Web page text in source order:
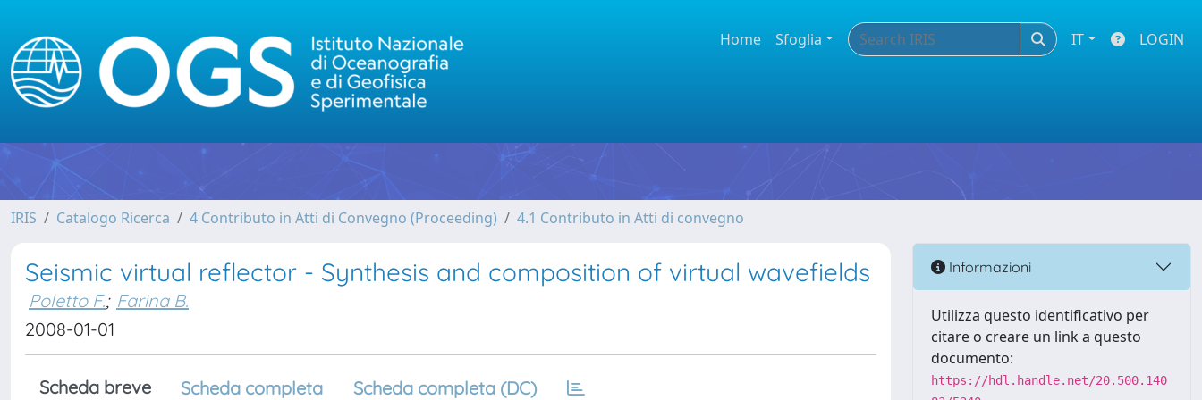
Home Sfoglia IT LOGIN
IRIS Catalogo Ricerca 4 Contributo in Atti di Convegno (Proceeding) 4.1 Contributo in Atti di convegno
Seismic virtual reflector - Synthesis and composition of virtual wavefields
Poletto F.; Farina B.
2008-01-01
Scheda breve Scheda completa Scheda completa (DC)
Informazioni
Utilizza questo identificativo per
citare o creare un link a questo
documento:
https://hdl.handle.net/20.500.140